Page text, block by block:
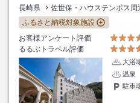
長崎県 佐世保・ハウステンボス周
ふるさと納税対象施設
お客様アンケート評価
るるぶトラベル評価
大浴
温泉
駐車